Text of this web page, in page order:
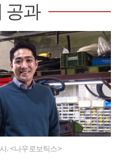
공과
. <나우로보틱스>